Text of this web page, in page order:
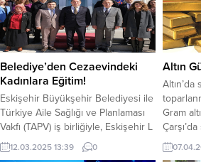
Belediye’den Cezaevindeki
Kadınlara Eğitim!
Eskişehir Büyükşehir Belediyesi ile
Türkiye Aile Sağlığı ve Planlaması
Vakfı (TAPV) iş birliğiyle, Eskişehir L
Tipi Kapalı Ceza İnfaz Kurumunda
bulunan hükümlü kadınlara, “Kadın
12.03.2025 13:39 0
Altın
Altın’da
Gram
altın kaç
gününde